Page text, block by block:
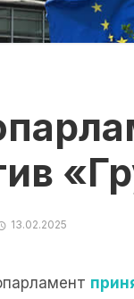
13.02.2025